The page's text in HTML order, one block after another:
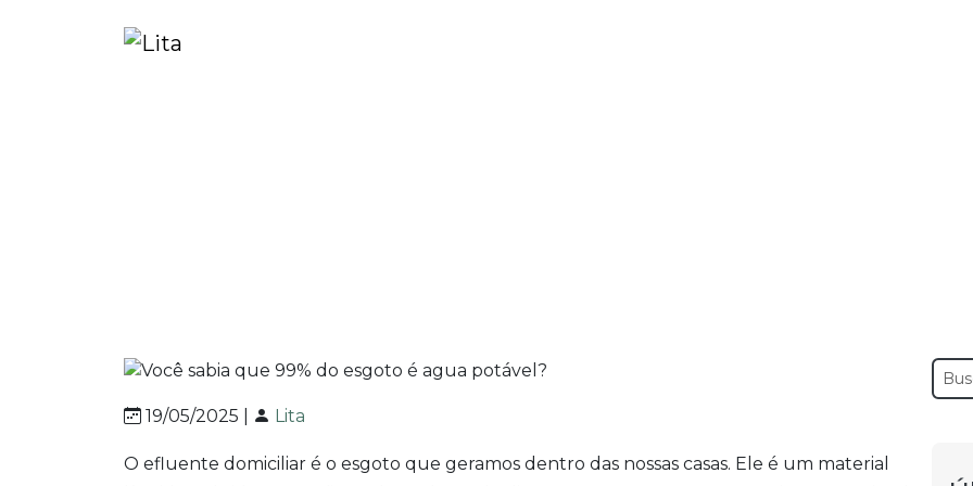
19/05/2025 | Lita
O efluente domiciliar é o esgoto que geramos dentro das nossas casas. Ele é um material